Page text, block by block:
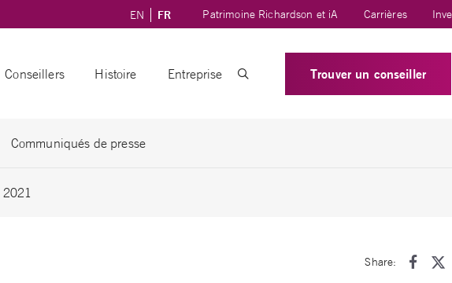
EN FR Patrimoine Richardson et iA Carrières
Conseillers Histoire Entreprise Trouver un conseiller
Communiqués de presse
2021
Share: